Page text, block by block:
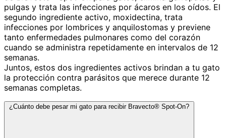
pulgas y trata las infecciones por ácaros en los oídos. El
segundo ingrediente activo, moxidectina, trata
infecciones por lombrices y anquilostomas y previene
tanto enfermedades pulmonares como del corazón
cuando se administra repetidamente en intervalos de 12
semanas.
Juntos, estos dos ingredientes activos brindan a tu gato
la protección contra parásitos que merece durante 12
semanas completas.
¿Cuánto debe pesar mi gato para recibir Bravecto® Spot-On?